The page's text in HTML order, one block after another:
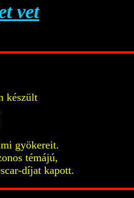
vet
készült
gyökereit.
témájú,
díjat kapott.